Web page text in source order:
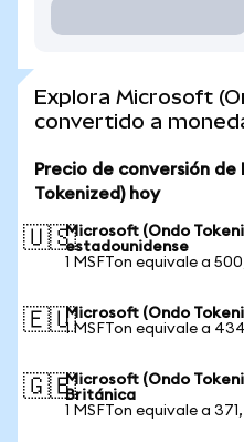
Explora Microsoft
convertido a
Precio de conversión
Tokenized) hoy
🇺🇸Microsoft (Ondo
estadounidense
1 MSFTon equivale a
🇪🇺Microsoft (Ondo
1 MSFTon equivale a
🇬🇧Microsoft (Ondo
Británica
1 MSFTon equivale a